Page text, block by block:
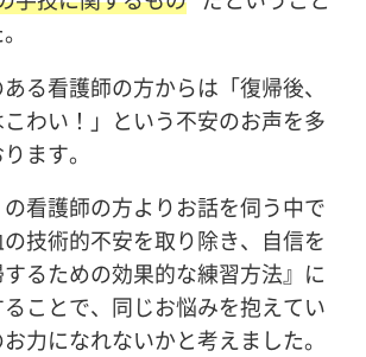
る看護師の方からは「復帰後、
わい！」という不安のお声を多
ます。
看護師の方よりお話を伺う中で
技術的不安を取り除き、自信を
るための効果的な練習方法』に
ことで、同じお悩みを抱えてい
力になれないかと考えました。